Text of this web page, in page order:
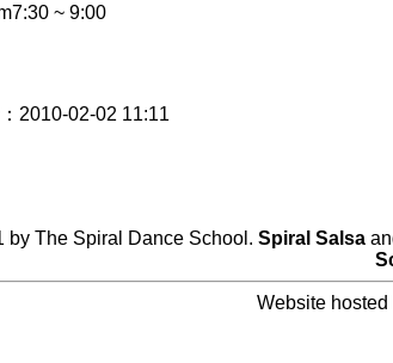
~ 9:00
2010-02-02 11:11
by The Spiral Dance School. Spiral Salsa
Website hosted